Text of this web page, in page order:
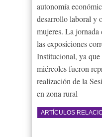
autonomía
desarrollo laboral y
mujeres. La jornada
las exposiciones
Institucional, ya que
miércoles fueron
realización de la
en zona rural
ARTÍCULOS